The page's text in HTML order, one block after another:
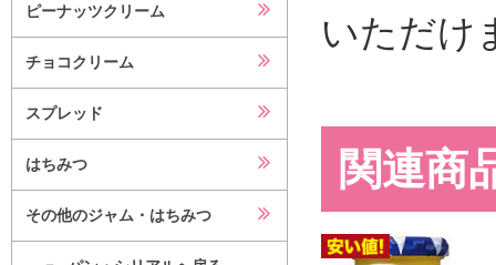
ピーナッツクリーム
チョコクリーム
スプレッド
はちみつ
その他のジャム・はちみつ
いただけ
関連商